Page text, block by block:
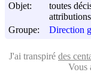
Objet:
toutes
attributions
Groupe:
Direction
J'ai transpiré des
Vous